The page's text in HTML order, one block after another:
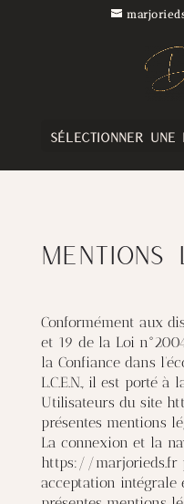
Sélectionner une
Mentions
Conformément aux
et 19 de la Loi
la Confiance dans
L.C.E.N., il est porté à
Utilisateurs du site
présentes mentions
La connexion et la
https://marjorieds.fr
acceptation intégrale